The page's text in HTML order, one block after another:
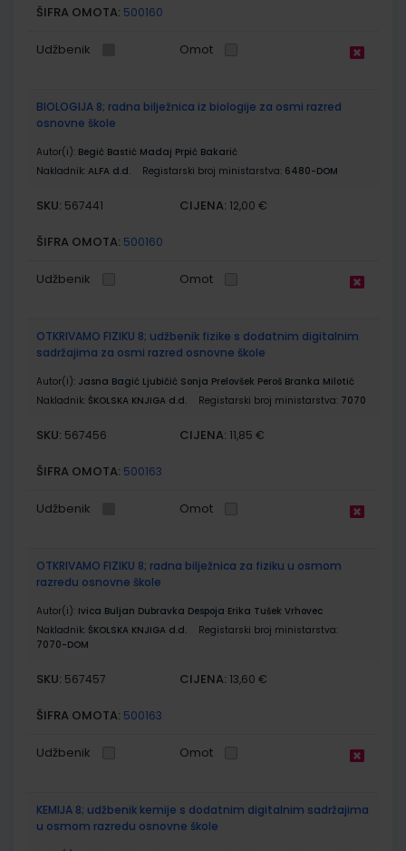
ŠIFRA OMOTA: 500160
Udžbenik Omot
BIOLOGIJA 8; radna bilježnica iz biologije za osmi razred
osnovne škole
Autor(i): Begić Bastić Madaj Prpić Bakarić
Nakladnik: ALFA d.d. Registarski broj ministarstva: 6480-DOM
SKU: 567441 CIJENA: 12,00 €
ŠIFRA OMOTA: 500160
Udžbenik Omot
OTKRIVAMO FIZIKU 8; udžbenik fizike s dodatnim digitalnim
sadržajima za osmi razred osnovne škole
Autor(i): Jasna Bagić Ljubičić Sonja Prelovšek Peroš Branka Milotić
Nakladnik: ŠKOLSKA KNJIGA d.d. Registarski broj ministarstva: 7070
SKU: 567456 CIJENA: 11,85 €
ŠIFRA OMOTA: 500163
Udžbenik Omot
OTKRIVAMO FIZIKU 8; radna bilježnica za fiziku u osmom
razredu osnovne škole
Autor(i): Ivica Buljan Dubravka Despoja Erika Tušek Vrhovec
Nakladnik: ŠKOLSKA KNJIGA d.d.
Registarski broj ministarstva:
7070-DOM
SKU: 567457 CIJENA: 13,60 €
ŠIFRA OMOTA: 500163
Udžbenik Omot
KEMIJA 8; udžbenik kemije s dodatnim digitalnim sadržajima
u osmom razredu osnovne škole